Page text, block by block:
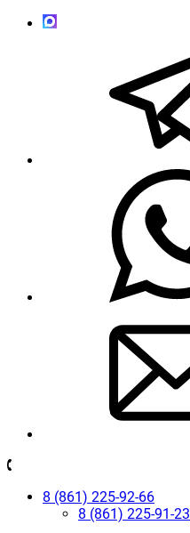
8 (861) 225-92-66
8 (861) 225-91-23